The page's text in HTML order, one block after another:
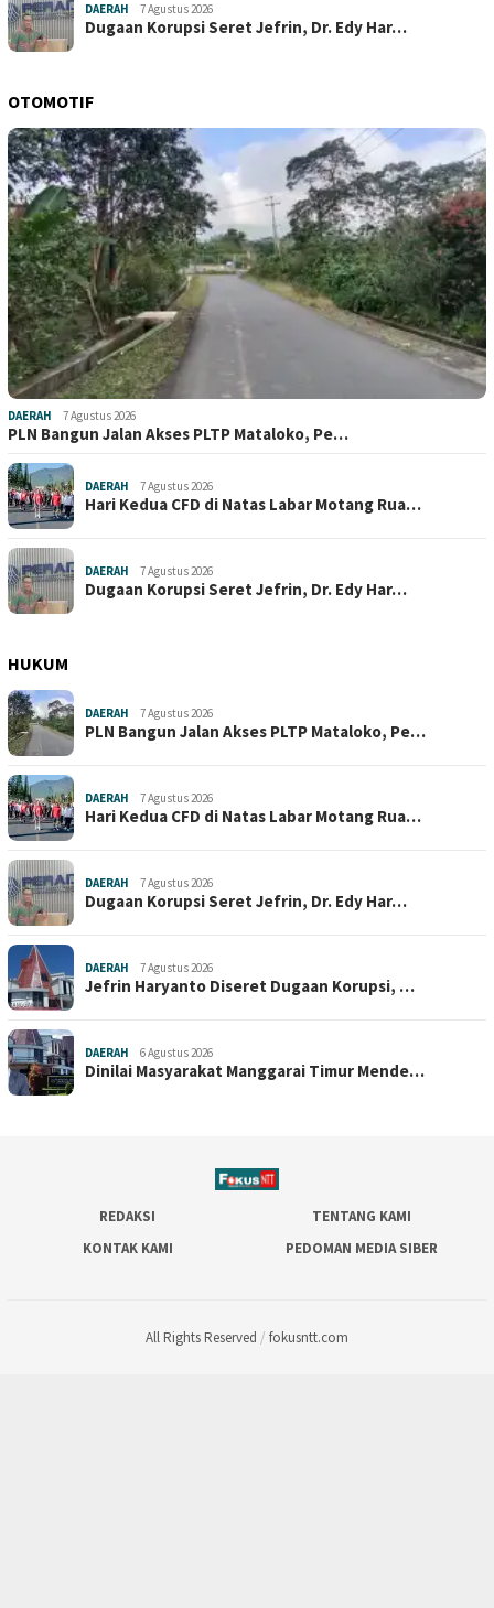
DAERAH 7 Agustus 2026
Dugaan Korupsi Seret Jefrin, Dr. Edy Har…
OTOMOTIF
DAERAH 7 Agustus 2026
PLN Bangun Jalan Akses PLTP Mataloko, Pe…
DAERAH 7 Agustus 2026
Hari Kedua CFD di Natas Labar Motang Rua…
DAERAH 7 Agustus 2026
Dugaan Korupsi Seret Jefrin, Dr. Edy Har…
HUKUM
DAERAH 7 Agustus 2026
PLN Bangun Jalan Akses PLTP Mataloko, Pe…
DAERAH 7 Agustus 2026
Hari Kedua CFD di Natas Labar Motang Rua…
DAERAH 7 Agustus 2026
Dugaan Korupsi Seret Jefrin, Dr. Edy Har…
DAERAH 7 Agustus 2026
Jefrin Haryanto Diseret Dugaan Korupsi, …
DAERAH 6 Agustus 2026
Dinilai Masyarakat Manggarai Timur Mende…
REDAKSI
TENTANG KAMI
KONTAK KAMI
PEDOMAN MEDIA SIBER
All Rights Reserved / fokusntt.com